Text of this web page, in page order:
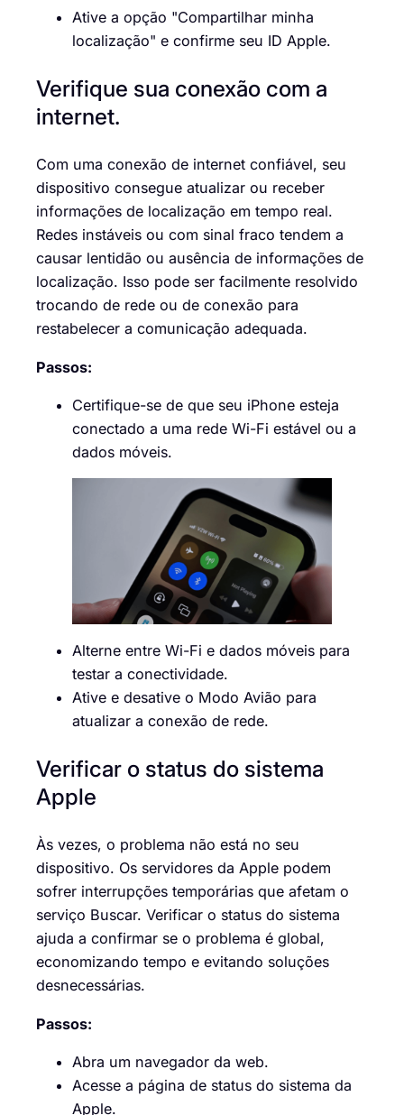
Ative a opção "Compartilhar minha
localização" e confirme seu ID Apple.
Verifique sua conexão com a
internet.
Com uma conexão de internet confiável, seu
dispositivo consegue atualizar ou receber
informações de localização em tempo real.
Redes instáveis ou com sinal fraco tendem a
causar lentidão ou ausência de informações de
localização. Isso pode ser facilmente resolvido
trocando de rede ou de conexão para
restabelecer a comunicação adequada.
Passos:
Certifique-se de que seu iPhone esteja
conectado a uma rede Wi-Fi estável ou a
dados móveis.
Alterne entre Wi-Fi e dados móveis para
testar a conectividade.
Ative e desative o Modo Avião para
atualizar a conexão de rede.
Verificar o status do sistema
Apple
Às vezes, o problema não está no seu
dispositivo. Os servidores da Apple podem
sofrer interrupções temporárias que afetam o
serviço Buscar. Verificar o status do sistema
ajuda a confirmar se o problema é global,
economizando tempo e evitando soluções
desnecessárias.
Passos:
Abra um navegador da web.
Acesse a página de status do sistema da
Apple.